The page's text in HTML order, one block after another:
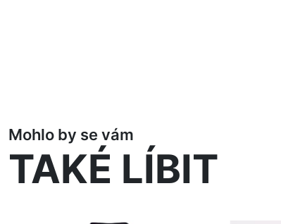
Mohlo by se vám
TAKÉ LÍBIT